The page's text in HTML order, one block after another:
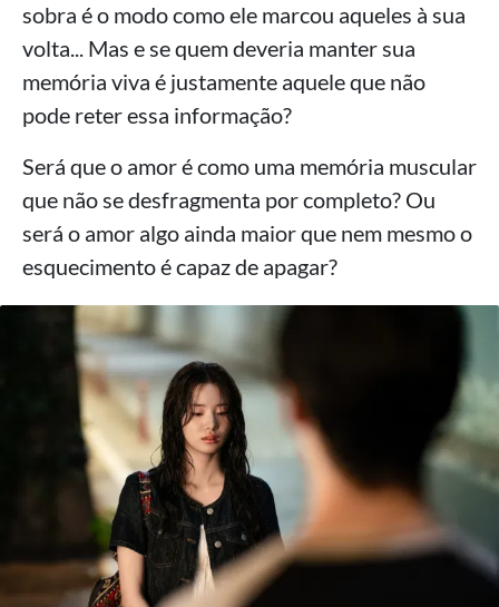
sobra é o modo como ele marcou aqueles à sua
volta... Mas e se quem deveria manter sua
memória viva é justamente aquele que não
pode reter essa informação?
Será que o amor é como uma memória muscular
que não se desfragmenta por completo? Ou
será o amor algo ainda maior que nem mesmo o
esquecimento é capaz de apagar?